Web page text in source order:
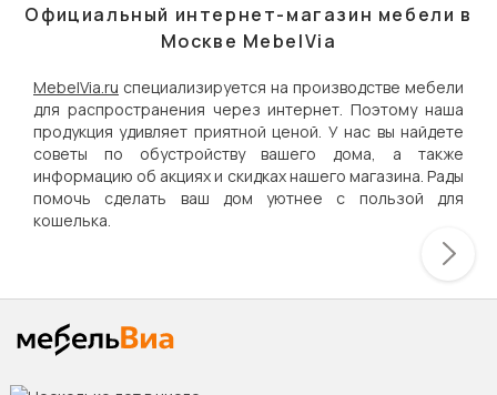
Официальный интернет-магазин мебели в
Москве MebelVia
MebelVia.ru специализируется на производстве мебели
для распространения через интернет. Поэтому наша
продукция удивляет приятной ценой. У нас вы найдете
советы по обустройству вашего дома, а также
информацию об акциях и скидках нашего магазина. Рады
помочь сделать ваш дом уютнее с пользой для
кошелька.